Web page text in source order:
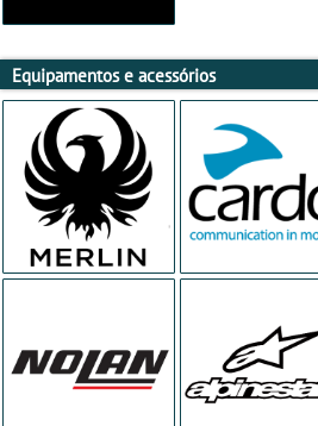
Equipamentos e acessórios